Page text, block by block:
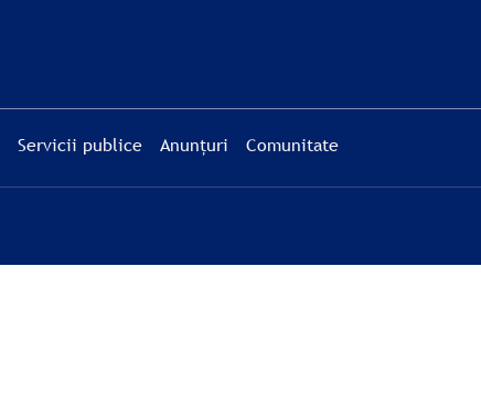
Servicii publice Anunțuri Comunitate